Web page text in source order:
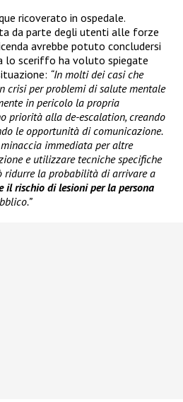
ricoverato in ospedale.
da parte degli utenti alle forze
avrebbe potuto concludersi
lo sceriffo ha voluto spiegate
“In molti dei casi che
crisi per problemi di salute mentale
in pericolo la propria
priorità alla de-escalation, creando
le opportunità di comunicazione.
immediata per altre
e utilizzare tecniche specifiche
ridurre la probabilità di arrivare a
il rischio di lesioni per la persona